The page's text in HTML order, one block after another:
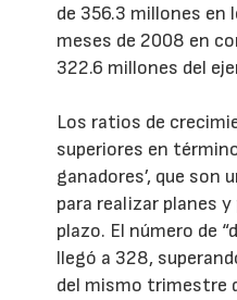
de 356.3 millones en
meses de 2008 en
322.6 millones del
Los ratios de
superiores en
ganadores’, que son
para realizar planes
plazo. El número de
llegó a 328,
del mismo trimestre